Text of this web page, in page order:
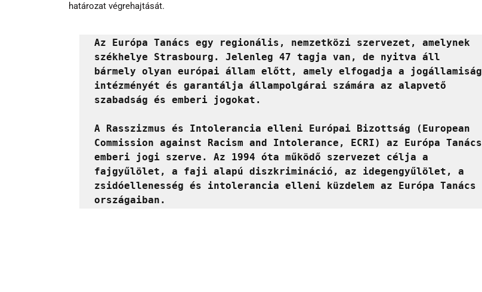
határozat végrehajtását.
Az Európa Tanács egy regionális, nemzetközi szervezet, amelynek
székhelye Strasbourg. Jelenleg 47 tagja van, de nyitva áll
bármely olyan európai állam előtt, amely elfogadja a jogállamiság
intézményét és garantálja állampolgárai számára az alapvető
szabadság és emberi jogokat.
A Rasszizmus és Intolerancia elleni Európai Bizottság (European
Commission against Racism and Intolerance, ECRI) az Európa Tanács
emberi jogi szerve. Az 1994 óta működő szervezet célja a
fajgyűlölet, a faji alapú diszkrimináció, az idegengyűlölet, a
zsidóellenesség és intolerancia elleni küzdelem az Európa Tanács
országaiban.